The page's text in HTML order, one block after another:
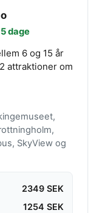
dage
6 og 15 år
attraktioner om
SkyView og
2349 SEK
1254 SEK